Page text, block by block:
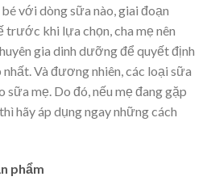
với dòng sữa nào, giai đoạn
trước khi lựa chọn, cha mẹ nên
gia dinh dưỡng để quyết định
Và đương nhiên, các loại sữa
sữa mẹ. Do đó, nếu mẹ đang gặp
hãy áp dụng ngay những cách
phẩm